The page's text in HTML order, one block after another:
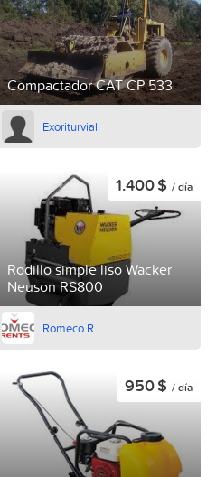
Compactador CAT CP 533
Exoriturvial
Rodillo simple liso Wacker
Neuson RS800
1.400 $ / día
Romeco R
950 $ / día